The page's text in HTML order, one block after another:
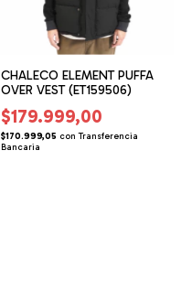
CHALECO ELEMENT PUFFA
OVER VEST (ET159506)
$179.999,00
$170.999,05 con Transferencia
Bancaria